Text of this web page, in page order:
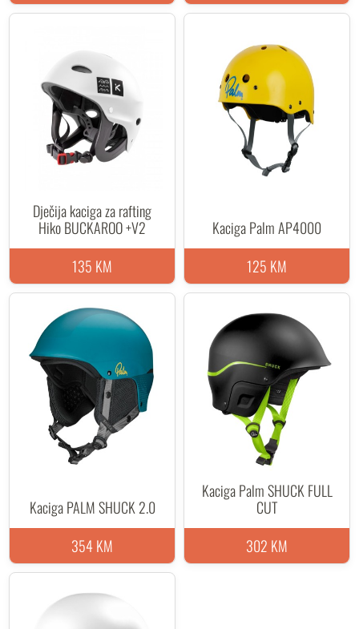
Dječija kaciga za rafting
Hiko BUCKAROO +V2
135 KM
Kaciga Palm AP4000
125 KM
Kaciga PALM SHUCK 2.0
354 KM
Kaciga Palm SHUCK FULL
CUT
302 KM